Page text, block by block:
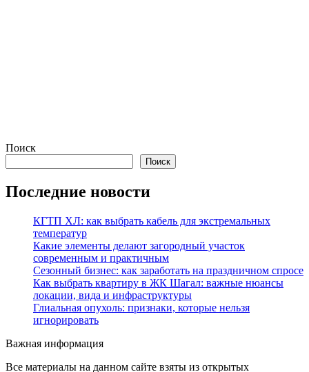
Поиск
Поиск
Последние новости
КГТП ХЛ: как выбрать кабель для экстремальных
температур
Какие элементы делают загородный участок
современным и практичным
Сезонный бизнес: как заработать на праздничном спросе
Как выбрать квартиру в ЖК Шагал: важные нюансы
локации, вида и инфраструктуры
Глиальная опухоль: признаки, которые нельзя
игнорировать
Важная информация
Все материалы на данном сайте взяты из открытых